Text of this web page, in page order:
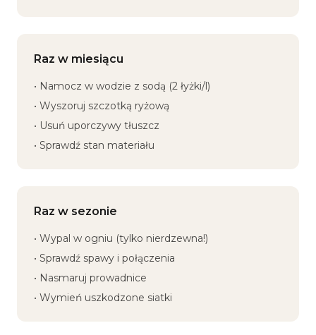
Raz w miesiącu
• Namocz w wodzie z sodą (2 łyżki/l)
• Wyszoruj szczotką ryżową
• Usuń uporczywy tłuszcz
• Sprawdź stan materiału
Raz w sezonie
• Wypal w ogniu (tylko nierdzewna!)
• Sprawdź spawy i połączenia
• Nasmaruj prowadnice
• Wymień uszkodzone siatki